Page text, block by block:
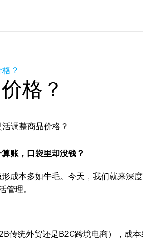
？
格？
账，口袋里却没钱？
成本多如牛毛。今天，我们就来深
管理。
统外贸还是B2C跨境电商），成本